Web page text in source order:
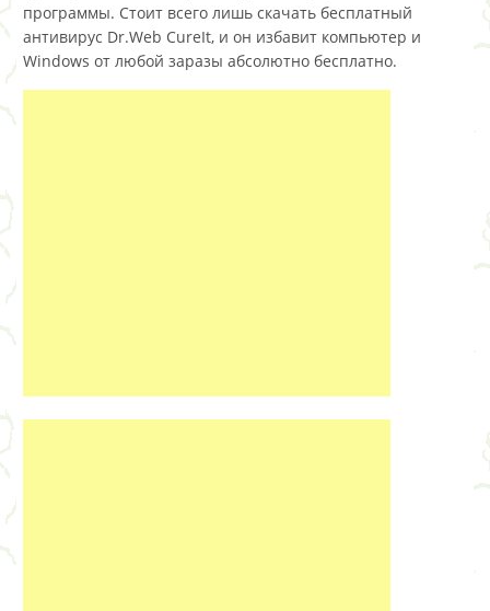
программы. Стоит всего лишь скачать бесплатный
антивирус Dr.Web CureIt, и он избавит компьютер и
Windows от любой заразы абсолютно бесплатно.